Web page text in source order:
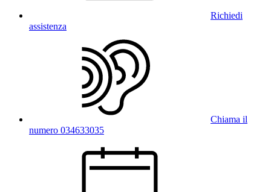
Richiedi
assistenza
Chiama il
numero 034633035